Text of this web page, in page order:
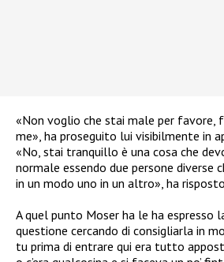
«Non voglio che stai male per favore,
me», ha proseguito lui visibilmente in
«No, stai tranquillo è una cosa che
normale essendo due persone diverse
in un modo uno in un altro», ha
A quel punto Moser ha le ha espresso
questione cercando di consigliarla in
tu prima di entrare qui era tutto